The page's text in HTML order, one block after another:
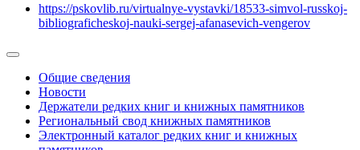
https://pskovlib.ru/virtualnye-vystavki/18533-simvol-russkoj-
bibliograficheskoj-nauki-sergej-afanasevich-vengerov
Общие сведения
Новости
Держатели редких книг и книжных памятников
Региональный свод книжных памятников
Электронный каталог редких книг и книжных